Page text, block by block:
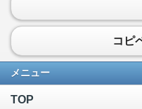
コピ
メニュー
TOP